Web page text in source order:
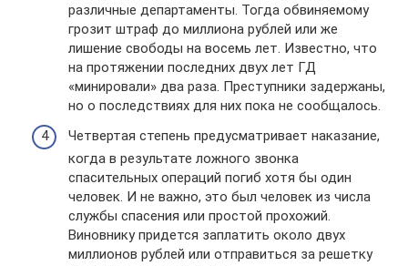
различные департаменты. Тогда обвиняемому
грозит штраф до миллиона рублей или же
лишение свободы на восемь лет. Известно, что
на протяжении последних двух лет ГД
«минировали» два раза. Преступники задержаны,
но о последствиях для них пока не сообщалось.
Четвертая степень предусматривает наказание,
когда в результате ложного звонка
спасительных операций погиб хотя бы один
человек. И не важно, это был человек из числа
службы спасения или простой прохожий.
Виновнику придется заплатить около двух
миллионов рублей или отправиться за решетку